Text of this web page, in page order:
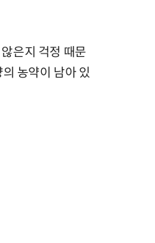
은지 걱정 때문
농약이 남아 있